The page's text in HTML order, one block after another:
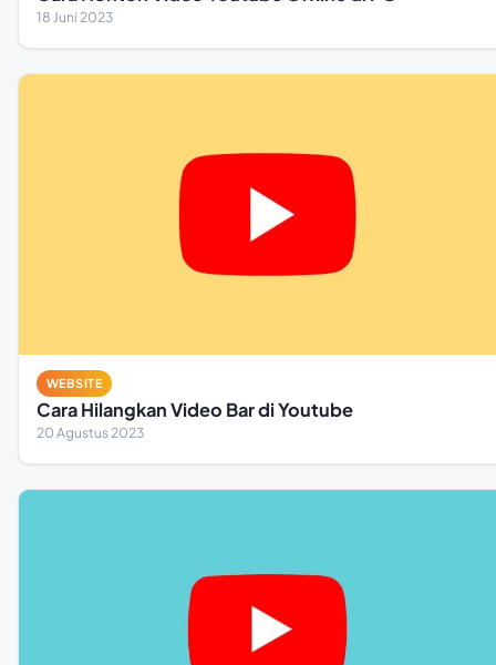
18 Juni 2023
WEBSITE
Cara Hilangkan Video Bar di Youtube
20 Agustus 2023